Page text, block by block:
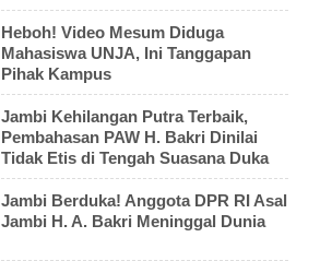
Heboh! Video Mesum Diduga
Mahasiswa UNJA, Ini Tanggapan
Pihak Kampus
Jambi Kehilangan Putra Terbaik,
Pembahasan PAW H. Bakri Dinilai
Tidak Etis di Tengah Suasana Duka
Jambi Berduka! Anggota DPR RI Asal
Jambi H. A. Bakri Meninggal Dunia